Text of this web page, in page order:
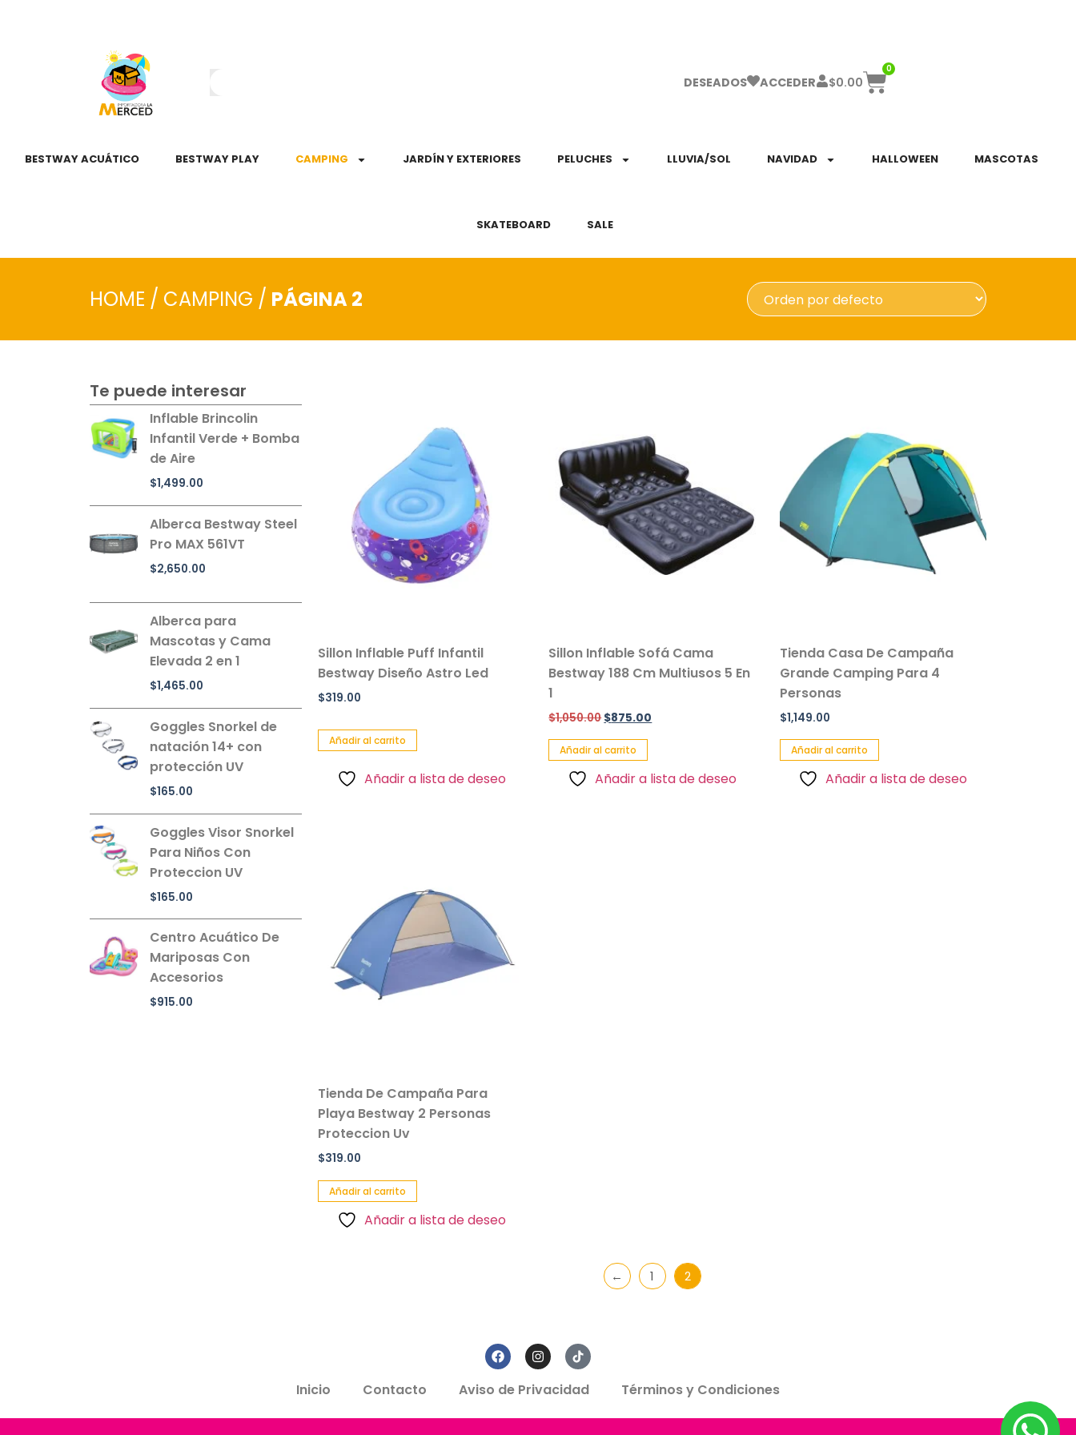
DESEADOS ACCEDER $0.00
0
BESTWAY ACUÁTICO BESTWAY PLAY CAMPING JARDÍN Y EXTERIORES PELUCHES LLUVIA/SOL NAVIDAD HALLOWEEN MASCOTAS
SKATEBOARD SALE
HOME / CAMPING / PÁGINA 2
Te puede interesar
Inflable Brincolin
Infantil Verde + Bomba
de Aire
$1,499.00
Alberca Bestway Steel
Pro MAX 561VT
$2,650.00
Alberca para
Mascotas y Cama
Elevada 2 en 1
$1,465.00
Goggles Snorkel de
natación 14+ con
protección UV
$165.00
Goggles Visor Snorkel
Para Niños Con
Proteccion UV
$165.00
Centro Acuático De
Mariposas Con
Accesorios
$915.00
Sillon Inflable Puff Infantil
Bestway Diseño Astro Led
$319.00
Añadir al carrito
Añadir a lista de deseo
Sillon Inflable Sofá Cama
Bestway 188 Cm Multiusos 5 En
1
$1,050.00$875.00
Añadir al carrito
Añadir a lista de deseo
Tienda Casa De Campaña
Grande Camping Para 4
Personas
$1,149.00
Añadir al carrito
Añadir a lista de deseo
Tienda De Campaña Para
Playa Bestway 2 Personas
Proteccion Uv
$319.00
Añadir al carrito
Añadir a lista de deseo
← 1 2
Inicio Contacto Aviso de Privacidad Términos y Condiciones